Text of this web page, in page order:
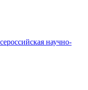
научно-